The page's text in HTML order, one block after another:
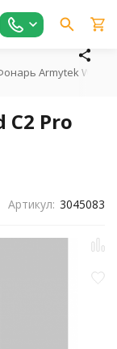
Armytek Wizard
Pro
Артикул: 3045083